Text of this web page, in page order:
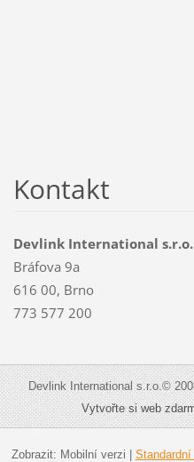
Kontakt
Devlink International s.r.o.
Bráfova 9a
616 00, Brno
773 577 200
Devlink International s.r.o.©
Vytvořte si web
Zobrazit: Mobilní verzi Standardní